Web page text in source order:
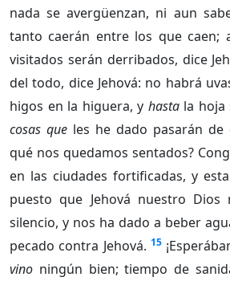
nada se avergüenzan, ni aun
tanto caerán entre los que caen;
visitados serán derribados, dice
del todo, dice Jehová: no habrá
higos en la higuera, y hastala hoja
cosas que les he dado pasarán de
qué nos quedamos sentados?
en las ciudades fortificadas, y
puesto que Jehová nuestro
silencio, y nos ha dado a beber
pecado contra Jehová. 15
vino ningún bien; tiempo de